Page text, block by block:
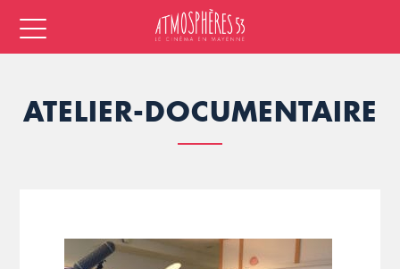
ATELIER-DOCUMENTAIRE